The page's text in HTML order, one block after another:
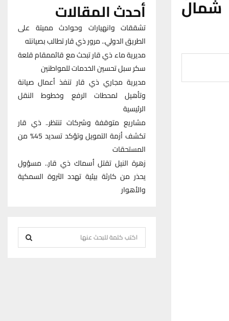
شمال أحدث المقالات
تشققات وانهيارات وحوادث مميتة على
الطريق الدولي.. مرور ذي قار تطالب بصيانته
مديرية ماء ذي قار تبحث مع قائممقام قلعة
سكر سبل تحسين الخدمات للمواطنين
مديرية مجاري ذي قار تنفذ أعمال صيانة
وتأهيل لمحطات الرفع وخطوط النقل
الرئيسية
مشاريع متوقفة وشركات تنتظر.. ذي قار
تكشف أزمة التمويل وتؤكد تسديد 45% من
المستحقات
زهرة النيل تقتل أسماك ذي قار.. مسؤول
يحذر من كارثة بيئية تهدد الثروة السمكية
والأهوار
e